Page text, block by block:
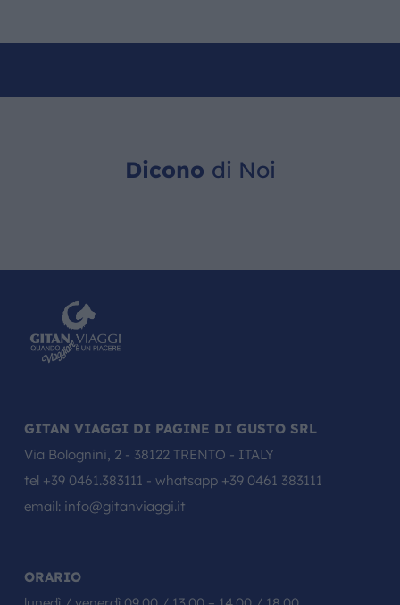
Dicono di Noi
GITAN VIAGGI DI PAGINE DI GUSTO SRL
Via Bolognini, 2 - 38122 TRENTO - ITALY
tel +39 0461.383111 - whatsapp +39 0461 383111
email: info@gitanviaggi.it
ORARIO